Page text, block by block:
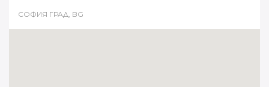
СОФИЯ ГРАД, BG